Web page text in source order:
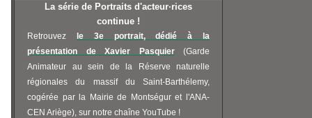
La série de Portraits d'acteur·rices
continue !
Retrouvez le 3e portrait, dédié à la
présentation de Xavier Pasquier(Garde
Animateur au sein de la Réserve naturelle
régionales du massif du Saint-Barthélemy,
cogérée par la Mairie de Montségur et l'ANA-
CEN Ariège), sur notre chaîne YouTube !